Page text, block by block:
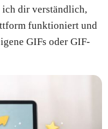
ich dir verständlich,
funktioniert und
GIFs oder GIF-